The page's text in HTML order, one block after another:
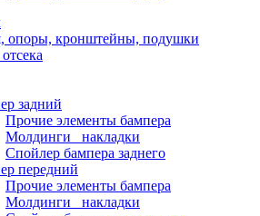
опоры, кронштейны, подушки
задний
Прочие элементы бампера
Молдинги_ накладки
Спойлер бампера заднего
передний
Прочие элементы бампера
Молдинги_ накладки